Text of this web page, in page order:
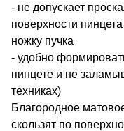
- не допускает
поверхности
ножку пучка
- удобно
пинцете и не
техниках)
Благородное
скользят по